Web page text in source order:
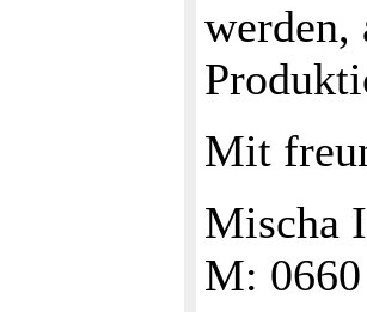
werden,
Mit
Mischa
M: 0660